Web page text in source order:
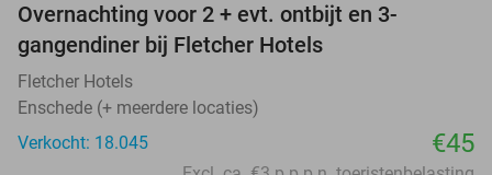
Overnachting voor 2 + evt. ontbijt en 3-
gangendiner bij Fletcher Hotels
Fletcher Hotels
Enschede (+ meerdere locaties)
Verkocht: 18.045
€45